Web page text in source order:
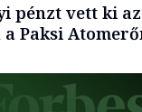
pénzt vett ki
a Paksi